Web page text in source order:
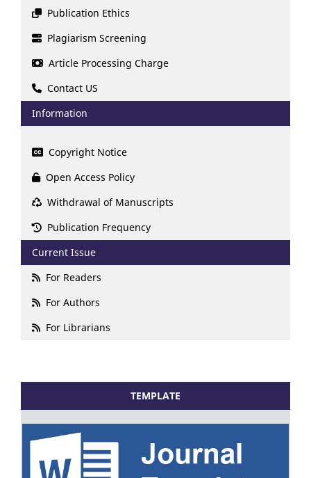
Publication Ethics
Plagiarism Screening
Article Processing Charge
Contact US
Information
Copyright Notice
Open Access Policy
Withdrawal of Manuscripts
Publication Frequency
Current Issue
For Readers
For Authors
For Librarians
TEMPLATE